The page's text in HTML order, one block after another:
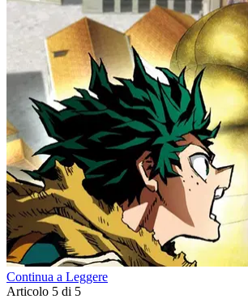
Continua a Leggere
Articolo 5 di 5